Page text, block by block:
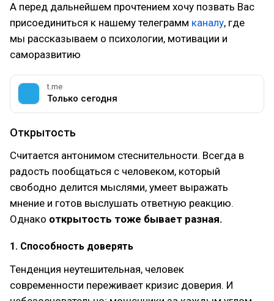
А перед дальнейшем прочтением хочу позвать Вас
присоединиться к нашему телеграмм каналу, где
мы рассказываем о психологии, мотивации и
саморазвитию
t.me
Только сегодня
Открытость
Считается антонимом стеснительности. Всегда в
радость пообщаться с человеком, который
свободно делится мыслями, умеет выражать
мнение и готов выслушать ответную реакцию.
Однако открытость тоже бывает разная.
1. Способность доверять
Тенденция неутешительная, человек
современности переживает кризис доверия. И